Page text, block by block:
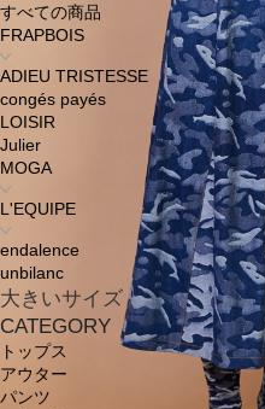
すべての商品
FRAPBOIS
ADIEU TRISTESSE
congés payés
LOISIR
Julier
MOGA
L'EQUIPE
endalence
unbilanc
大きいサイズ
CATEGORY
トップス
アウター
パンツ